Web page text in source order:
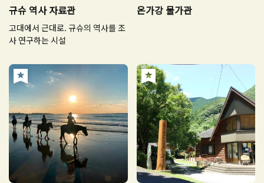
규슈 역사 자료관
고대에서 근대로. 규슈의 역사를 조
사 연구하는 시설
온가강 물가관